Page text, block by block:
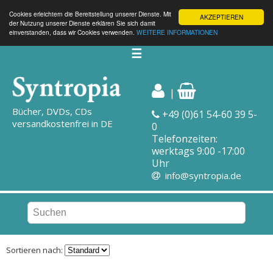
AKZEPTIEREN
Cookies erleichtern die Bereitstellung unserer Dienste. Mit
der Nutzung unserer Dienste erklären Sie sich damit
einverstanden, dass wir Cookies verwenden. WEITERE INFORMATIONEN
☰
Bücher, DVDs, CDs
versandkostenfrei in DE
|
+49 (0)61 54-60 39 5-
0
Telefonzeiten:
werktags 9:00 -17:00
Uhr
info@syntropia.de
Sortieren nach: